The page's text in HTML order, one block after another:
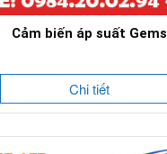
Cảm biến áp suất Gems
Chi tiết